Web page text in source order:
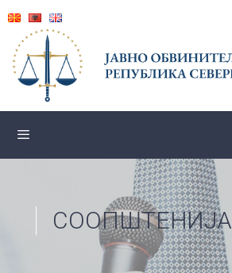
content
СООПШТЕНИЈА